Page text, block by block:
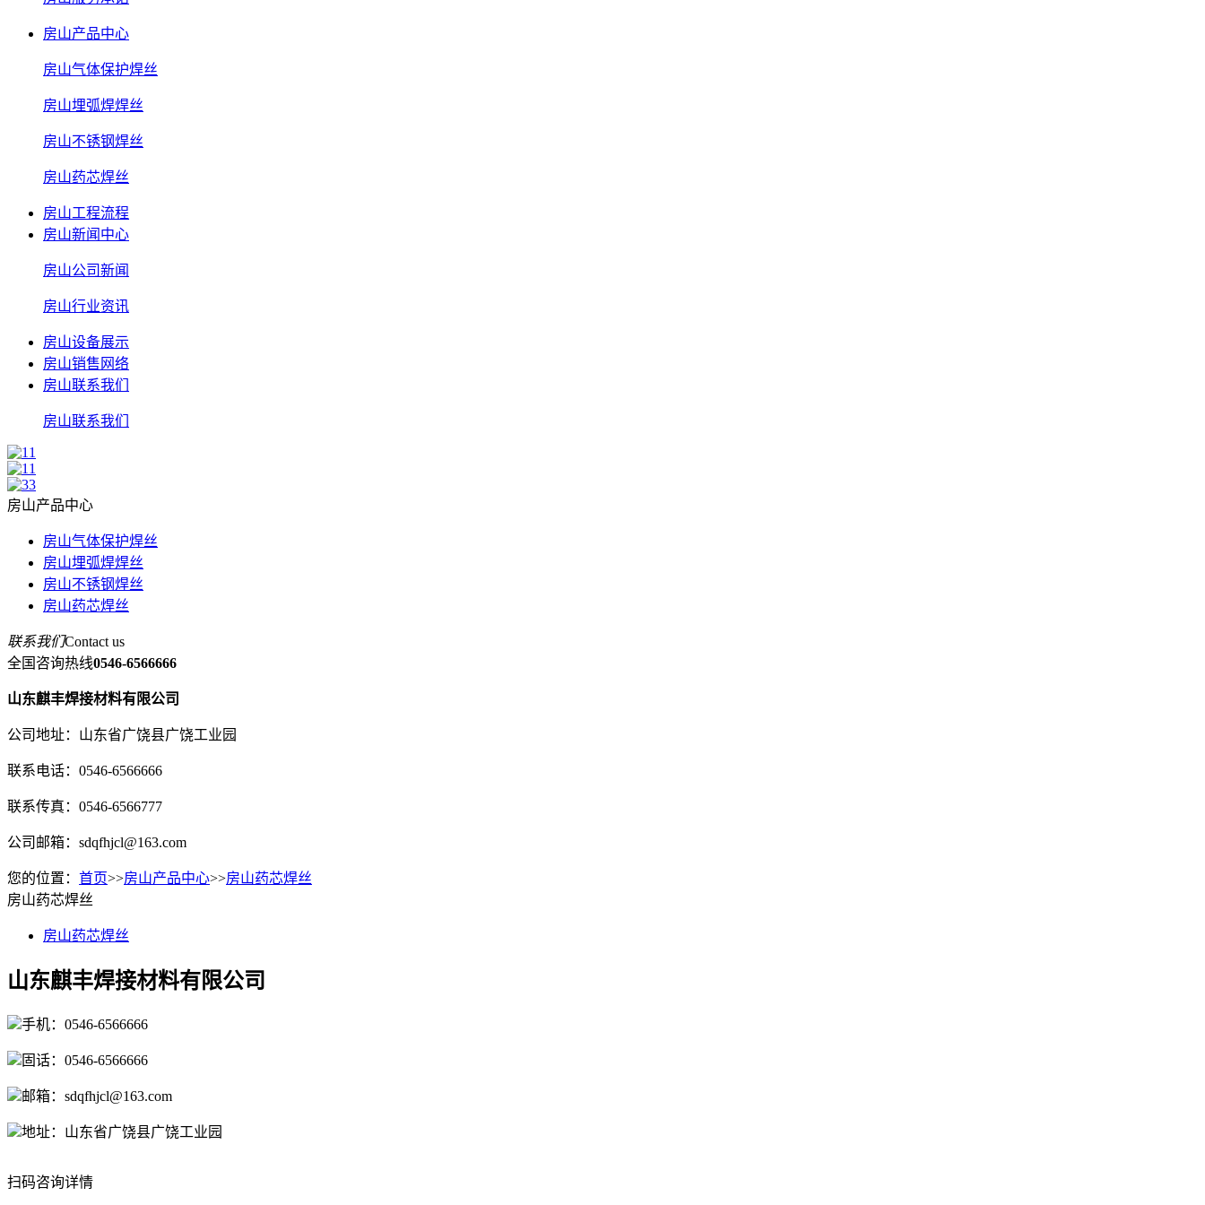
房山产品中心
房山气体保护焊丝
房山埋弧焊焊丝
房山不锈钢焊丝
房山药芯焊丝
房山工程流程
房山新闻中心
房山公司新闻
房山行业资讯
房山设备展示
房山销售网络
房山联系我们
房山联系我们
房山产品中心
房山气体保护焊丝
房山埋弧焊焊丝
房山不锈钢焊丝
房山药芯焊丝
联系我们Contact us
全国咨询热线0546-6566666
山东麒丰焊接材料有限公司
公司地址：山东省广饶县广饶工业园
联系电话：0546-6566666
联系传真：0546-6566777
公司邮箱：sdqfhjcl@163.com
您的位置： 首页>>房山产品中心>>房山药芯焊丝
房山药芯焊丝
房山药芯焊丝
山东麒丰焊接材料有限公司
手机：0546-6566666
固话：0546-6566666
邮箱：sdqfhjcl@163.com
地址：山东省广饶县广饶工业园
扫码咨询详情